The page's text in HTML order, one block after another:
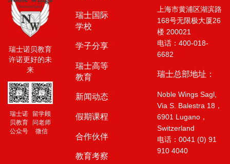
瑞士诺贝教育
许诺更好的未
来
瑞士诺
贝教育
公众号
留学顾
问老师
微信
瑞士国际
学校
学子分享
瑞士高等
教育
新闻动态
假期课程
合作伙伴
教育考察
上海市黄浦区湖滨路
168号无限极大厦26
楼 200021
电话：400-018-
6682
瑞士总部地址：
Noble Wings Sagl,
Via S. Balestra 18，
6901 Lugano，
Switzerland
电话：0041 (0) 91
910 4040